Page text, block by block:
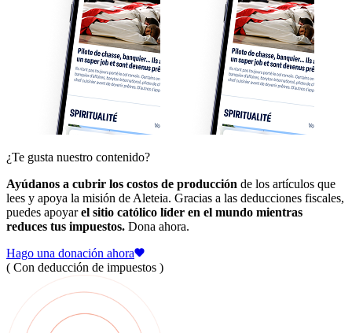
¿Te gusta nuestro contenido?
Ayúdanos a cubrir los costos de producción de los artículos que
lees y apoya la misión de Aleteia. Gracias a las deducciones fiscales,
puedes apoyarel sitio católico líder en el mundo mientras
reduces tus impuestos. Dona ahora.
Hago una donación ahora
( Con deducción de impuestos )